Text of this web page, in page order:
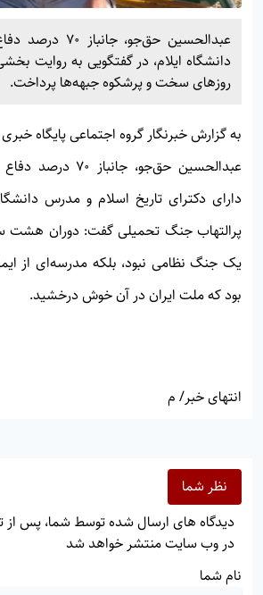
عبدالحسین
دانشگاه ایلام، در گفتگویی به روایت
روزهای سخت و پرشکوه جبهه‌ها پرداخت.
به گزارش خبرنگار گروه اجتماعی پایگاه
عبدالحسین حق‌جو،
دارای دکترای تاریخ اسلام و مدرس
پرالتهاب جنگ تحمیلی گفت: دوران هشت
یک جنگ نظامی نبود، بلکه مدرسه‌ای از
بود که ملت ایران در آن خوش درخشید.
انتهای خبر/ م
نظر شما
دیدگاه های ارسال شده توسط شما، پس از
در وب سایت منتشر خواهد شد
نام شما